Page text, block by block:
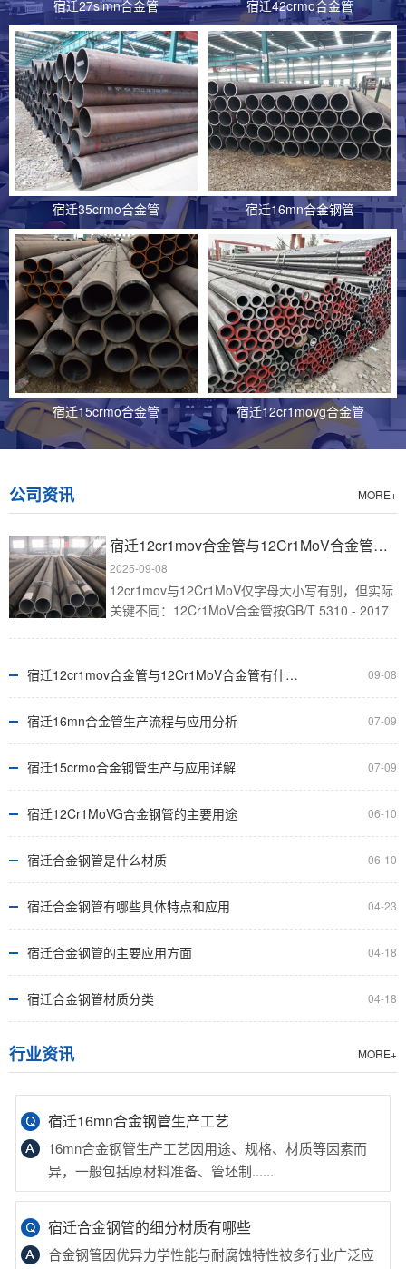
宿迁27simn合金管 宿迁42crmo合金管
宿迁35crmo合金管 宿迁16mn合金钢管
宿迁15crmo合金管 宿迁12cr1movg合金管
公司资讯 MORE+
宿迁12cr1mov合金管与12Cr1MoV合金管有什么不同
2025-09-08
12cr1mov与12Cr1MoV仅字母大小写有别，但实际
关键不同：12Cr1MoV合金管按GB/T 5310 - 2017
宿迁12cr1mov合金管与12Cr1MoV合金管有什么不同 09-08
宿迁16mn合金管生产流程与应用分析 07-09
宿迁15crmo合金钢管生产与应用详解 07-09
宿迁12Cr1MoVG合金钢管的主要用途 06-10
宿迁合金钢管是什么材质 06-10
宿迁合金钢管有哪些具体特点和应用 04-23
宿迁合金钢管的主要应用方面 04-18
宿迁合金钢管材质分类 04-18
行业资讯 MORE+
宿迁合金钢管的细分材质有哪些
用，其细分材质包括含如q345b......
宿迁12cr1mov合金管的主要应用行业
历经千锤百炼的12cr1mov合金管凭借优异高温性能，成
为能源、化工等核心工业不......
宿迁合金钢管的应用行业及成分分析
作为材料工程师，我深知合金钢管是冶金技术与工程智慧
的结晶，通过引入关键元素重塑钢......
宿迁15crmo合金钢管的主要应用行业
蚀性的高温合金钢管，广泛应......
宿迁12cr1mov合金管的主要应用行业
12cr1mov合金管因具备优异高温性能和耐腐蚀性，广泛
应用于发电、石油化工、机......
35crmo合金钢管广泛应用于石油天然气、化工、电力、
宿迁16mn合金钢管生产工艺
16mn合金钢管生产工艺因用途、规格、材质等因素而
异，一般包括原材料准备、管坯制......
宿迁合金钢管的细分材质有哪些
合金钢管因优异力学性能与耐腐蚀特性被多行业广泛应
用，其细分材质包括含如q345b......
宿迁15crmo合金钢管的主要应用行业
15crmo合金钢管是具有良好高温强度、抗氧化性和耐腐
蚀性的高温合金钢管，广泛应......
宿迁12cr1mov合金管的主要应用行业
12cr1mov合金管因具备优异高温性能和耐腐蚀性，广泛
应用于发电、石油化工、机......
宿迁35crmo合金钢管的主要应用行业
35crmo合金钢管广泛应用于石油天然气、化工、电力、
机械制造、汽车、航空航天等......
宿迁16mn合金钢管生产工艺
16mn合金钢管生产工艺因用途、规格、材质等因素而
异，一般包括原材料准备、管坯制......